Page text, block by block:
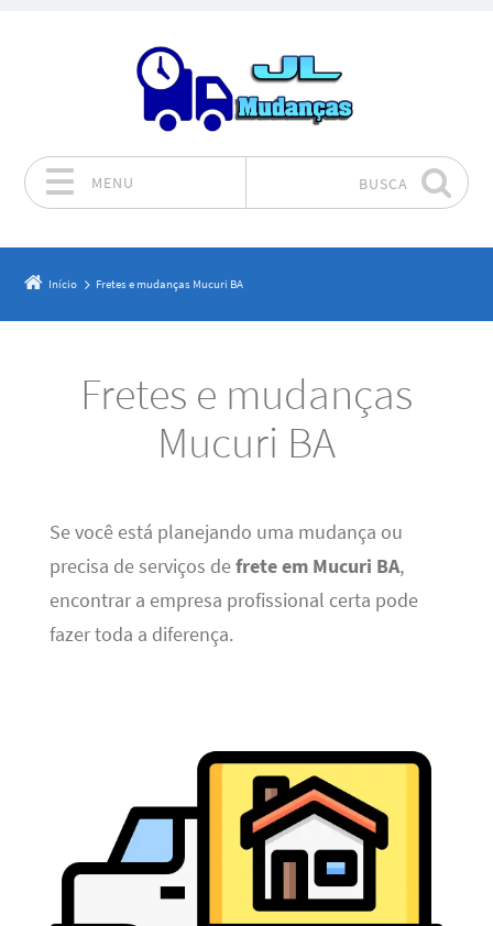
MENU BUSCA
Início Fretes e mudanças Mucuri BA
Fretes e mudanças
Mucuri BA
Se você está planejando uma mudança ou
precisa de serviços defrete em Mucuri BA,
encontrar a empresa profissional certa pode
fazer toda a diferença.